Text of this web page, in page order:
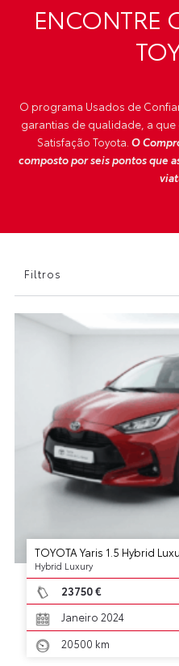
ENCONTRE
O programa Usados de
garantias de qualidade, a
Satisfação Toyota. O
composto por seis pontos que
Filtros
TOYOTA Yaris 1.5 Hybrid
Hybrid Luxury
23750 €
Janeiro 2024
20500 km